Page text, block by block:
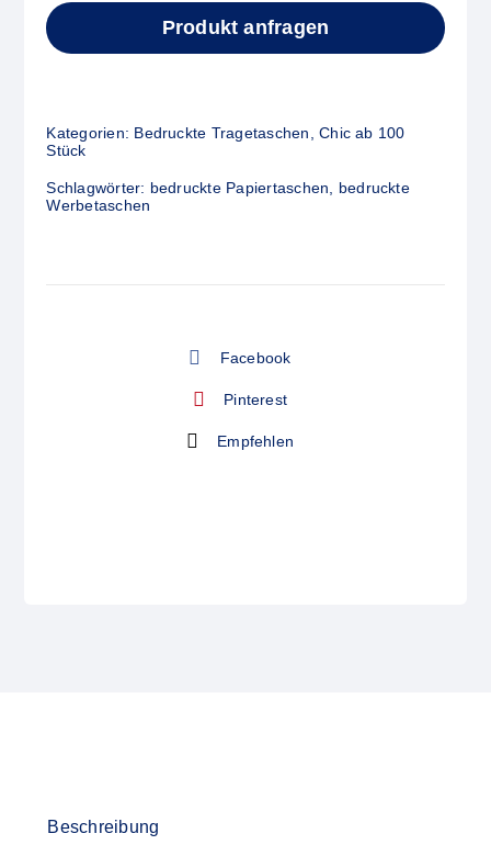
Kundenbewertung
Produkt anfragen
Kategorien: Bedruckte Tragetaschen ,Chic ab 100
Stück
Schlagwörter: bedruckte Papiertaschen
bedruckte
Werbetaschen
Facebook
Pinterest
Empfehlen
Beschreibung